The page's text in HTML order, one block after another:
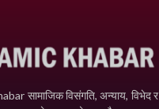
सामाजिक विसंगति, अन्याय, विभेद­ र